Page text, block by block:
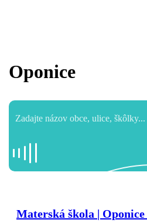
Oponice
Materská škola | Oponice